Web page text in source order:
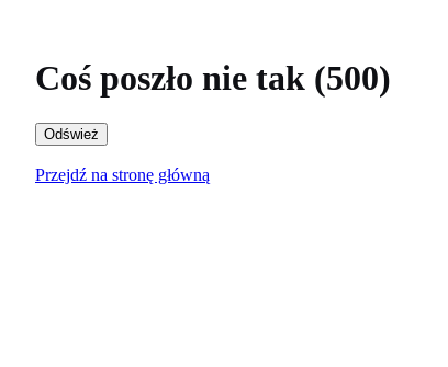
Coś poszło nie tak (500)
Odśwież
Przejdź na stronę główną